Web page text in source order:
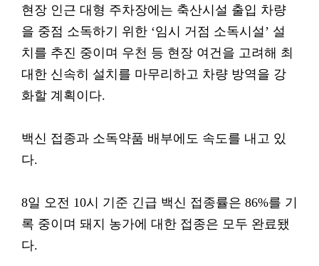
현장 인근 대형 주차장에는 축산시설 출입 차량
을 중점 소독하기 위한 ‘임시 거점 소독시설’ 설
치를 추진 중이며 우천 등 현장 여건을 고려해 최
대한 신속히 설치를 마무리하고 차량 방역을 강
화할 계획이다.
백신 접종과 소독약품 배부에도 속도를 내고 있
다.
8일 오전 10시 기준 긴급 백신 접종률은 86%를 기
록 중이며 돼지 농가에 대한 접종은 모두 완료됐
다.